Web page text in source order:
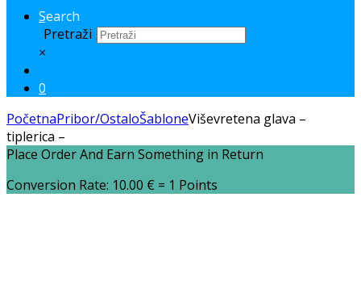
Search
Pretraži
×
0
PočetnaPribor/OstaloŠabloneViševretena glava –
tiplerica –
Place Order And Earn Something in Return
Conversion Rate: 10.00 € = 1 Points